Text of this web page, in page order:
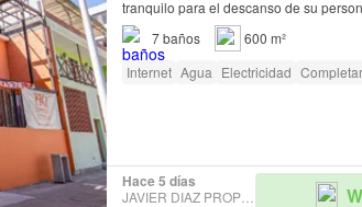
tranquilo para el descanso de su
7baños
600 m²
Internet Agua Electricidad
Hace 5 días
JAVIER DIAZ PROPIEDADES